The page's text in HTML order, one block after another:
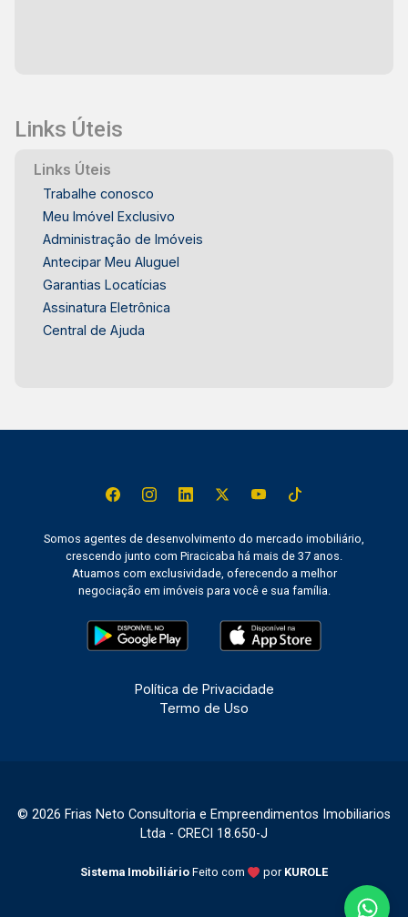
Links Úteis
Links Úteis
Trabalhe conosco
Meu Imóvel Exclusivo
Administração de Imóveis
Antecipar Meu Aluguel
Garantias Locatícias
Assinatura Eletrônica
Central de Ajuda
Somos agentes de desenvolvimento do mercado imobiliário,
crescendo junto com Piracicaba há mais de 37 anos.
Atuamos com exclusividade, oferecendo a melhor
negociação em imóveis para você e sua família.
Política de Privacidade
Termo de Uso
© 2026 Frias Neto Consultoria e Empreendimentos Imobiliarios
Ltda - CRECI 18.650-J
Sistema Imobiliário Feito com por KUROLE